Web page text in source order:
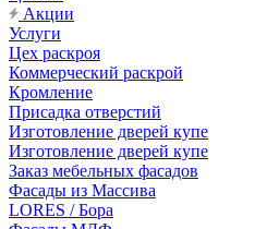
Акции
Услуги
Цех раскроя
Коммерческий раскрой
Кромление
Присадка отверстий
Изготовление дверей купе
Изготовление дверей купе
Заказ мебельных фасадов
Фасады из Массива
LORES / Бора